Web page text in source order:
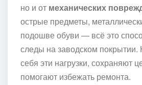
но и от механических
острые предметы,
подошве обуви — всё это
следы на заводском покрытии.
себя эти нагрузки, сохраняют
помогают избежать ремонта.